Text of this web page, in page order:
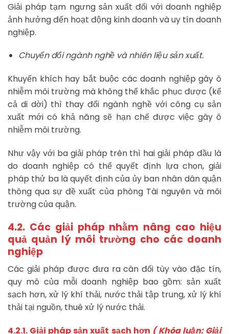
Giải pháp tạm ngưng sản xuất đối với doanh nghiệp
ảnh hưởng đến hoạt động kinh doanh và uy tín doanh
nghiệp.
Chuyển đổi ngành nghề và nhiên liệu sản xuất.
Khuyến khích hay bắt buộc các doanh nghiệp gây ô
nhiễm môi trường mà không thể khắc phục được (kể
cả di dời) thì thay đổi ngành nghề với công cụ sản
xuất mới có khả năng sẽ hạn chế được việc gây ô
nhiễm môi trường.
Như vậy với ba giải pháp trên thì hai giải pháp đầu là
do doanh nghiệp có thể quyết định lựa chọn, giải
pháp thử ba là quyết định của ủy ban nhân dân quận
thông qua sự đề xuất của phòng Tài nguyên và môi
trường của quận.
4.2. Các giải pháp nhằm nâng cao hiệu
quả quản lý môi trường cho các doanh
nghiệp
Các giải pháp được đưa ra cân đối tùy vào đặc tín,
quy mô của mỗi doanh nghiệp bao gồm: sản xuất
sạch hơn, xử lý khí thải, nước thải tập trung, xử lý khí
thải tại nguồn, thuê xử lý nước thải.
4.2.1. Giải pháp sản xuất sạch hơn ( Khóa luận: Giải